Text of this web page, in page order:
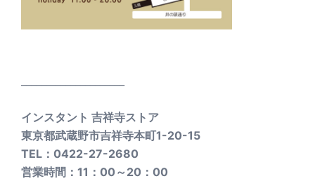
インスタント 吉祥寺ストア
東京都武蔵野市吉祥寺本町1-20-15
TEL：0422-27-2680
営業時間：11：00～20：00